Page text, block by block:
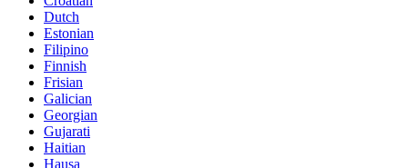
Dutch
Estonian
Filipino
Finnish
Frisian
Galician
Georgian
Gujarati
Haitian
Hausa